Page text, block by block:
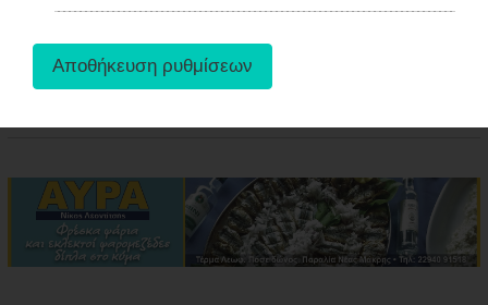
Πηγή:https://www.airetos.gr/etisio-taktiko-synedrio-tis-kede-21-23-
noembrioy-sto-bolo.aspx?utm_source=new
Tags:Ελλάδα,ΤΟΠΙΚΗ ΑΥΤΟΔΙΟΙΚΗΣΗ,